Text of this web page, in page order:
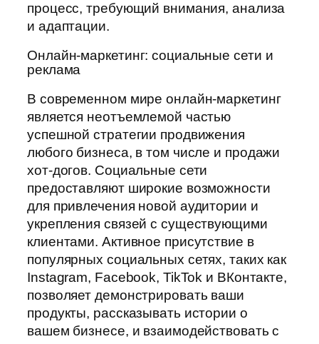
процесс, требующий внимания, анализа
и адаптации.
Онлайн-маркетинг: социальные сети и
реклама
В современном мире онлайн-маркетинг
является неотъемлемой частью
успешной стратегии продвижения
любого бизнеса, в том числе и продажи
хот-догов. Социальные сети
предоставляют широкие возможности
для привлечения новой аудитории и
укрепления связей с существующими
клиентами. Активное присутствие в
популярных социальных сетях, таких как
Instagram, Facebook, TikTok и ВКонтакте,
позволяет демонстрировать ваши
продукты, рассказывать истории о
вашем бизнесе, и взаимодействовать с